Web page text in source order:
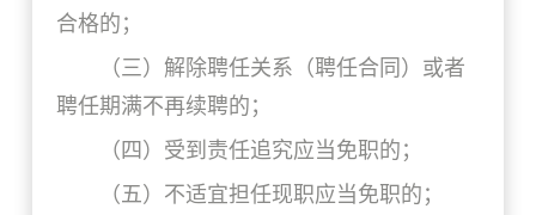
合格的；
（三）解除聘任关系（聘任合同）或者
聘任期满不再续聘的；
（四）受到责任追究应当免职的；
（五）不适宜担任现职应当免职的；